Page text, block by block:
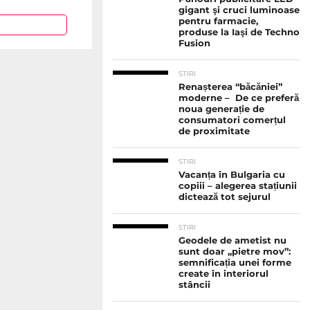
gigant şi cruci luminoase
pentru farmacie,
produse la Iaşi de Techno
Fusion
STIRI
Renașterea “băcăniei”
moderne – De ce preferă
noua generație de
consumatori comerțul
de proximitate
STIRI
Vacanța în Bulgaria cu
copiii – alegerea stațiunii
dictează tot sejurul
STIRI
Geodele de ametist nu
sunt doar „pietre mov”:
semnificația unei forme
create în interiorul
stâncii